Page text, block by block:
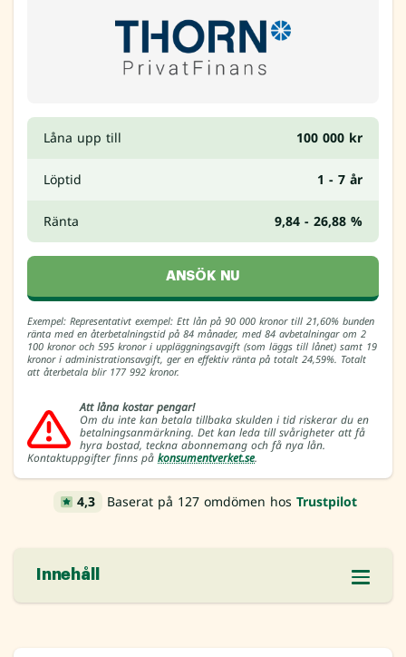
Låna upp till 100 000 kr
Löptid 1 - 7 år
Ränta 9,84 - 26,88 %
ANSÖK NU
Exempel: Representativt exempel: Ett lån på 90 000 kronor till 21,60% bunden
ränta med en återbetalningstid på 84 månader, med 84 avbetalningar om 2
100 kronor och 595 kronor i uppläggningsavgift (som läggs till lånet) samt 19
kronor i administrationsavgift, ger en effektiv ränta på totalt 24,59%. Totalt
att återbetala blir 177 992 kronor.
Att låna kostar pengar!
Om du inte kan betala tillbaka skulden i tid riskerar du en
betalningsanmärkning. Det kan leda till svårigheter att få
hyra bostad, teckna abonnemang och få nya lån.
Kontaktuppgifter finns på konsumentverket.se.
4,3 Baserat på 127 omdömen hos Trustpilot
Innehåll